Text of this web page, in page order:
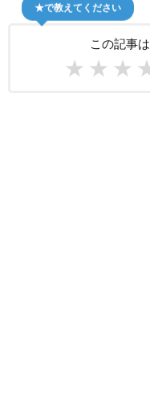
この記事
★ ★ ★
★で教えてください